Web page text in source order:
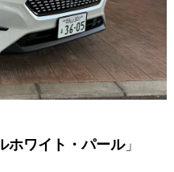
ホワイト・パール」